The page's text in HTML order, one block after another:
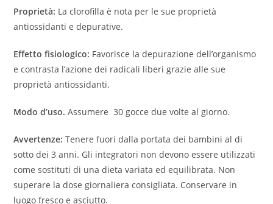
Proprietà: La clorofilla è nota per le sue proprietà
antiossidanti e depurative.
Effetto fisiologico: Favorisce la depurazione dell’organismo
e contrasta l’azione dei radicali liberi grazie alle sue
proprietà antiossidanti.​
Modo d’uso.Assumere 30 gocce due volte al giorno.
Avvertenze: Tenere fuori dalla portata dei bambini al di
sotto dei 3 anni. Gli integratori non devono essere utilizzati
come sostituti di una dieta variata ed equilibrata. Non
superare la dose giornaliera consigliata. Conservare in
luogo fresco e asciutto.